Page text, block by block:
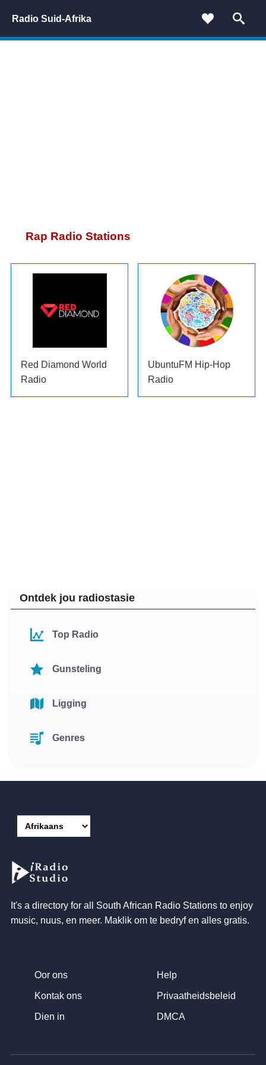
Radio Suid-Afrika
Rap Radio Stations
Red Diamond World
Radio
UbuntuFM Hip-Hop
Radio
Ontdek jou radiostasie
Top Radio
Gunsteling
Ligging
Genres
It's a directory for all South African Radio Stations to enjoy
music, nuus, en meer. Maklik om te bedryf en alles gratis.
Oor ons
Kontak ons
Dien in
Help
Privaatheidsbeleid
DMCA